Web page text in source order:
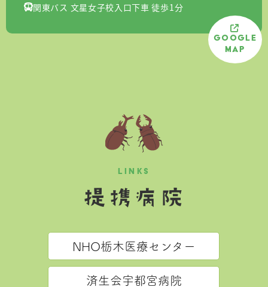
関東バス 文星女子校入口下車 徒歩1分
Google
Map
LINKS
提携病院
NHO栃木医療センター
済生会宇都宮病院